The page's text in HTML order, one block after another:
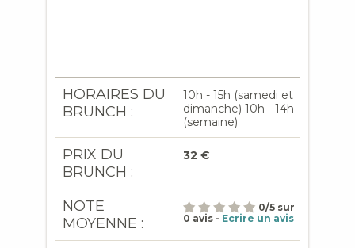
HORAIRES DU
BRUNCH :
10h - 15h (samedi et
dimanche) 10h - 14h
(semaine)
PRIX DU
BRUNCH :
32 €
NOTE
MOYENNE :
0/5 sur
0 avis - Ecrire un avis